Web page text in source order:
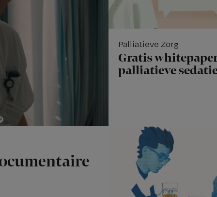
Palliatieve Zorg
Gratis
palliatieve